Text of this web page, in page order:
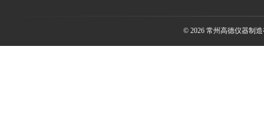
© 2026 常州高德仪器制